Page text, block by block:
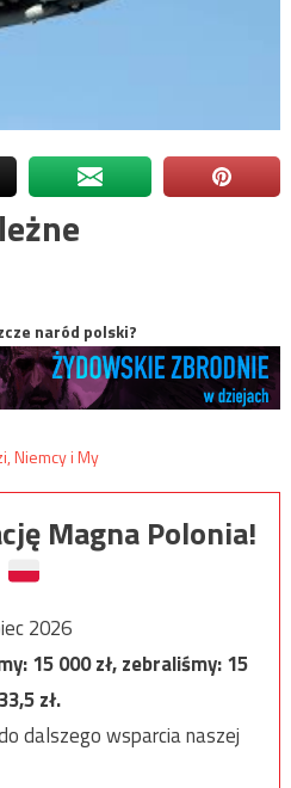
naród polski?
Magna Polonia!
2026
15 000zł, zebraliśmy:15
zł.
dalszego wsparcia naszej